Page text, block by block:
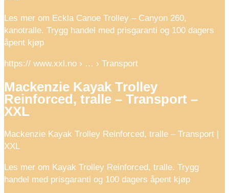
Les mer om Eckla Canoe Trolley – Canyon 260,
kanotralle. Trygg handel med prisgaranti og 100 dagers
åpent kjøp
https:// www.xxl.no › … › Transport
Mackenzie Kayak Trolley
Reinforced, tralle – Transport –
XXL
Mackenzie Kayak Trolley Reinforced, tralle – Transport |
XXL
Les mer om Kayak Trolley Reinforced, tralle. Trygg
handel med prisgaranti og 100 dagers åpent kjøp